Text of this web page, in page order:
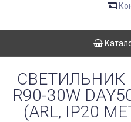
СВЕТИЛЬНИК
R90-30W
(ARL, IP20